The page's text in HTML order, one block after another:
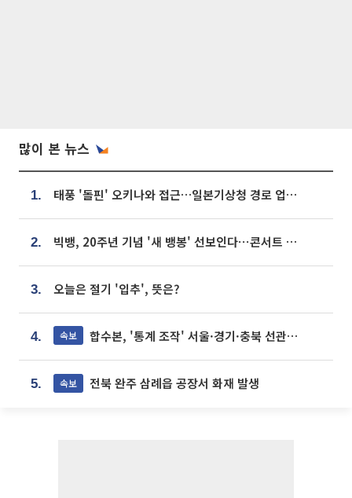
많이 본 뉴스
1. 태풍 '돌핀' 오키나와 접근…일본기상청 경로 업데이트
2. 빅뱅, 20주년 기념 '새 뱅봉' 선보인다⋯콘서트 앞두고 팝업 개최
3. 오늘은 절기 '입추', 뜻은?
4. 속보 합수본, '통계 조작' 서울·경기·충북 선관위 등 추가 압수수색
5. 속보 전북 완주 삼례읍 공장서 화재 발생